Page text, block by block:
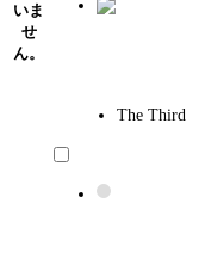
いま
せ
ん。
The Third